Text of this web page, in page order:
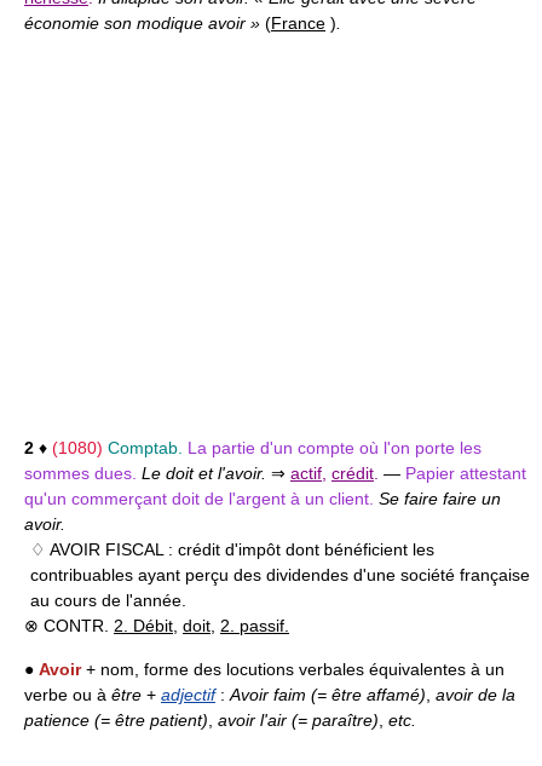
économie son modique avoir » (France )
2 ♦ (1080) Comptab. La partie d'un compte où l'on porte les
sommes dues. Le doit et l'avoir. ⇒ actif crédit — Papier attestant
qu'un commerçant doit de l'argent à un client. Se faire faire un
avoir.
♢ AVOIR FISCAL : crédit d'impôt dont bénéficient les
contribuables ayant perçu des dividendes d'une société française
au cours de l'année.
⊗ CONTR. 2. Débit doit 2. passif.
● Avoir+ nom, forme des locutions verbales équivalentes à un
verbe ou à être + adjectif: Avoir faim (= être affamé) avoir de la
patience (= être patient) avoir l'air (= paraître) etc.